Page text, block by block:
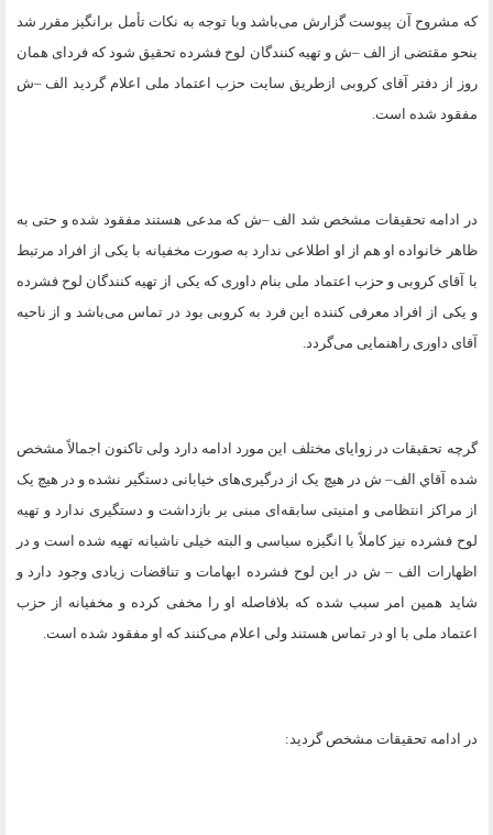
که مشروح آن پیوست گزارش می‌باشد وبا توجه به نکات تأمل برانگیز مقرر شد
بنحو مقتضی از الف –ش و تهیه کنندگان لوح فشرده تحقیق شود که فردای همان
روز از دفتر آقای کروبی ازطریق سایت حزب اعتماد ملی اعلام گردید الف –ش
مفقود شده است.
در ادامه تحقیقات مشخص شد الف –ش که مدعی هستند مفقود شده و حتی به
ظاهر خانواده او هم از او اطلاعی ندارد به صورت مخفیانه با یکی از افراد مرتبط
با آقای کروبی و حزب اعتماد ملی بنام داوری که یکی از تهیه کنندگان لوح فشرده
و یکی از افراد معرفی کننده این فرد به کروبی بود در تماس می‌باشد و از ناحیه
آقای داوری راهنمایی می‌گردد.
گرچه تحقیقات در زوایای مختلف این مورد ادامه دارد ولی تاکنون اجمالاً مشخص
شده آقاي الف– ش در هیچ یک از درگیری‌های خیابانی دستگیر نشده و در هیچ یک
از مراکز انتظامی و امنیتی سابقه‌ای مبنی بر بازداشت و دستگیری ندارد و تهیه
لوح فشرده نیز کاملاً با انگیزه سیاسی و البته خیلی ناشیانه تهیه شده است و در
اظهارات الف – ش در این لوح فشرده ابهامات و تناقضات زیادی وجود دارد و
شاید همین امر سبب شده که بلافاصله او را مخفی کرده و مخفیانه از حزب
اعتماد ملی با او در تماس هستند ولی اعلام می‌کنند که او مفقود شده است.
در ادامه تحقیقات مشخص گردید: